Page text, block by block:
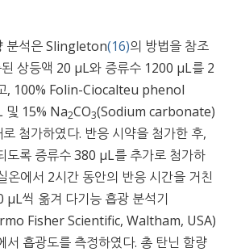
분석은 Slingleton(16)의 방법을 참조
상등액 20 μL와 증류수 1200 μL를 2
, 100% Folin-Ciocalteu phenol
및 15% Na2CO3(Sodium carbonate)
첨가하였다. 반응 시약을 첨가한 후,
도록 증류수 380 μL를 추가로 첨가하
온에서 2시간 동안의 반응 시간을 거친
씩 옮겨 다기능 흡광 분석기
Fisher Scientific, Waltham, USA)
흡광도를 측정하였다. 총 탄닌 함량